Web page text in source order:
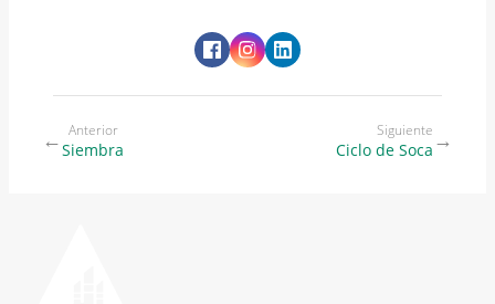
← Anterior
Siembra →
Siguiente
Ciclo de Soca